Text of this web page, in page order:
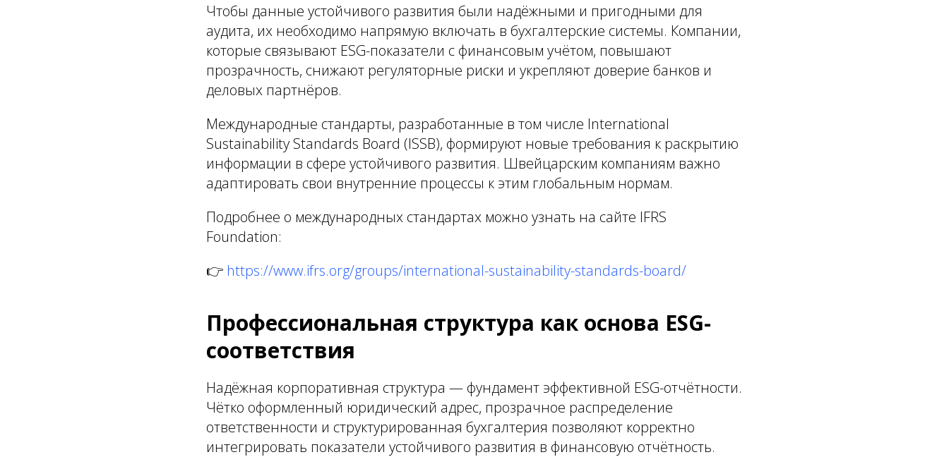
Чтобы данные устойчивого развития были надёжными и пригодными для
аудита, их необходимо напрямую включать в бухгалтерские системы. Компании,
которые связывают ESG-показатели с финансовым учётом, повышают
прозрачность, снижают регуляторные риски и укрепляют доверие банков и
деловых партнёров.
Международные стандарты, разработанные в том числе International
Sustainability Standards Board (ISSB), формируют новые требования к раскрытию
информации в сфере устойчивого развития. Швейцарским компаниям важно
адаптировать свои внутренние процессы к этим глобальным нормам.
Подробнее о международных стандартах можно узнать на сайте IFRS
Foundation:
👉 https://www.ifrs.org/groups/international-sustainability-standards-board/
Профессиональная структура как основа ESG-
соответствия
Надёжная корпоративная структура — фундамент эффективной ESG-отчётности.
Чётко оформленный юридический адрес, прозрачное распределение
ответственности и структурированная бухгалтерия позволяют корректно
интегрировать показатели устойчивого развития в финансовую отчётность.